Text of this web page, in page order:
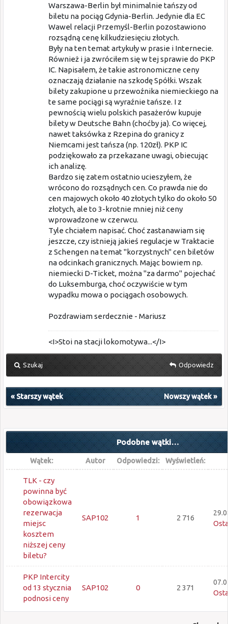
Warszawa-Berlin był minimalnie tańszy od
biletu na pociąg Gdynia-Berlin. Jedynie dla EC
Wawel relacji Przemyśl-Berlin pozostawiono
rozsądną cenę kilkudziesięciu złotych.
Były na ten temat artykuły w prasie i Internecie.
Również i ja zwróciłem się w tej sprawie do PKP
IC. Napisałem, że takie astronomiczne ceny
oznaczają działanie na szkodę Spółki. Wszak
bilety zakupione u przewoźnika niemieckiego na
te same pociągi są wyraźnie tańsze. I z
pewnością wielu polskich pasażerów kupuje
bilety w Deutsche Bahn (choćby ja). Co więcej,
nawet taksówka z Rzepina do granicy z
Niemcami jest tańsza (np. 120zł). PKP IC
podziękowało za przekazane uwagi, obiecując
ich analizę.
Bardzo się zatem ostatnio ucieszyłem, że
wrócono do rozsądnych cen. Co prawda nie do
cen majowych około 40 złotych tylko do około 50
złotych, ale to 3-krotnie mniej niż ceny
wprowadzone w czerwcu.
Tyle chciałem napisać. Choć zastanawiam się
jeszcze, czy istnieją jakieś regulacje w Traktacie
z Schengen na temat "korzystnych" cen biletów
na odcinkach granicznych. Mając bowiem np.
niemiecki D-Ticket, można "za darmo" pojechać
do Luksemburga, choć oczywiście w tym
wypadku mowa o pociągach osobowych.
Pozdrawiam serdecznie - Mariusz
<I>Stoi na stacji lokomotywa...</I>
Szukaj Odpowiedz
« Starszy wątek Nowszy wątek»
Podobne wątki…
Wątek: Autor Odpowiedzi: Wyświetleń:
TLK - czy
powinna być
obowiązkowa
rezerwacja
miejsc
kosztem
niższej ceny
biletu?
SAP102 1 2 716
PKP Intercity
od 13 stycznia
podnosi ceny
SAP102 0 2 371